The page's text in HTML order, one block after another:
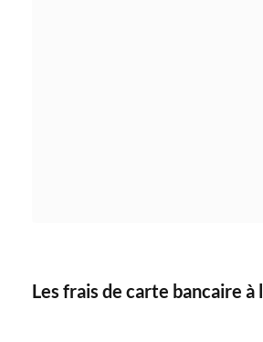
Les frais de carte bancaire